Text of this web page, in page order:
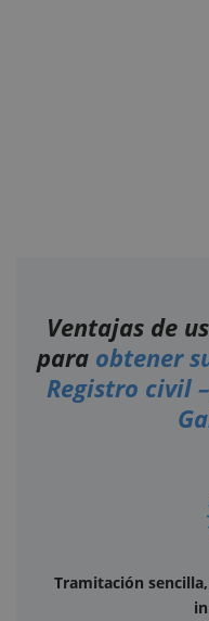
Ventajas de
para obtener
Registro civil
Tramitación